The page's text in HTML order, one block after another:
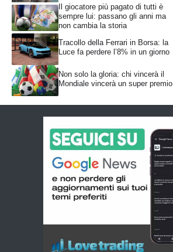
Il giocatore più pagato di tutti è
sempre lui: passano gli anni ma
non cambia la storia
Tracollo della Ferrari in Borsa: la
Luce fa perdere l’8% in un giorno
Non solo la gloria: chi vincerà il
Mondiale vincerà un super premio